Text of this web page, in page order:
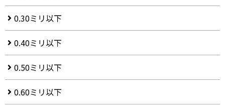
0.30ミリ以下
0.40ミリ以下
0.50ミリ以下
0.60ミリ以下